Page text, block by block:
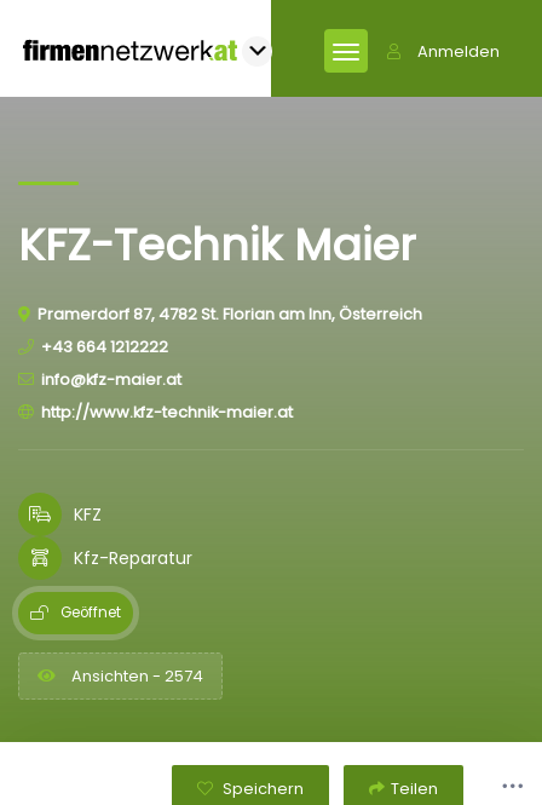
Anmelden
KFZ-Technik Maier
Pramerdorf 87, 4782 St. Florian am Inn, Österreich
+43 664 1212222
info@kfz-maier.at
http://www.kfz-technik-maier.at
KFZ
Kfz-Reparatur
Geöffnet
Ansichten - 2574
Speichern Teilen